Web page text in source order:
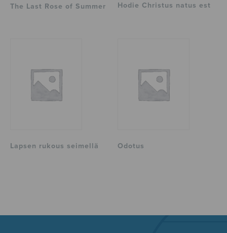
The Last Rose of Summer Hodie Christus natus est
Lapsen rukous seimellä Odotus